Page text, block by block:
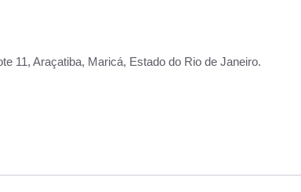
11, Araçatiba, Maricá, Estado do Rio de Janeiro.